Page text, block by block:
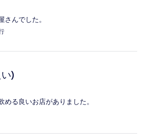
んでした。
)
める良いお店がありました。